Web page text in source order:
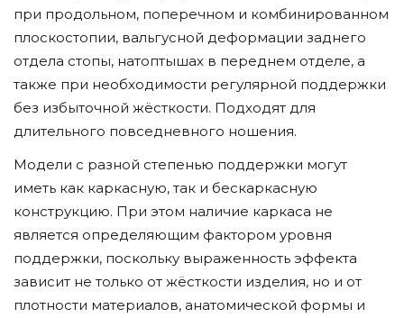
при продольном, поперечном и комбинированном
плоскостопии, вальгусной деформации заднего
отдела стопы, натоптышах в переднем отделе, а
также при необходимости регулярной поддержки
без избыточной жёсткости. Подходят для
длительного повседневного ношения.
Модели с разной степенью поддержки могут
иметь как каркасную, так и бескаркасную
конструкцию. При этом наличие каркаса не
является определяющим фактором уровня
поддержки, поскольку выраженность эффекта
зависит не только от жёсткости изделия, но и от
плотности материалов, анатомической формы и